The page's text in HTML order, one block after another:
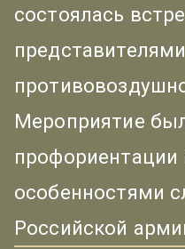
состоялась
Мероприятие
профориентации
особенностями
Российской